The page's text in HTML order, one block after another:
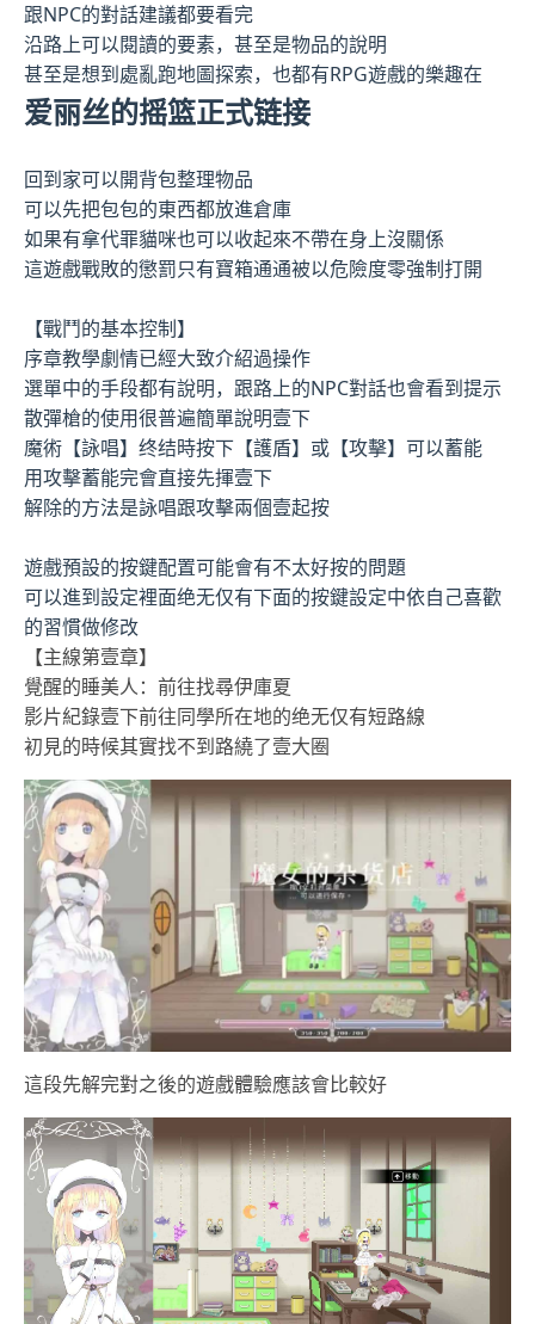
跟NPC的對話建議都要看完
沿路上可以閱讀的要素，甚至是物品的說明
甚至是想到處亂跑地圖探索，也都有RPG遊戲的樂趣在
爱丽丝的摇篮正式链接
回到家可以開背包整理物品
可以先把包包的東西都放進倉庫
如果有拿代罪貓咪也可以收起來不帶在身上沒關係
這遊戲戰敗的懲罰只有寶箱通通被以危險度零強制打開
【戰鬥的基本控制】
序章教學劇情已經大致介紹過操作
選單中的手段都有說明，跟路上的NPC對話也會看到提示
散彈槍的使用很普遍簡單說明壹下
魔術【詠唱】终结時按下【護盾】或【攻擊】可以蓄能
用攻擊蓄能完會直接先揮壹下
解除的方法是詠唱跟攻擊兩個壹起按
遊戲預設的按鍵配置可能會有不太好按的問題
可以進到設定裡面绝无仅有下面的按鍵設定中依自己喜歡
的習慣做修改
【主線第壹章】
覺醒的睡美人：前往找尋伊庫夏
影片紀錄壹下前往同學所在地的绝无仅有短路線
初見的時候其實找不到路繞了壹大圈
這段先解完對之後的遊戲體驗應該會比較好